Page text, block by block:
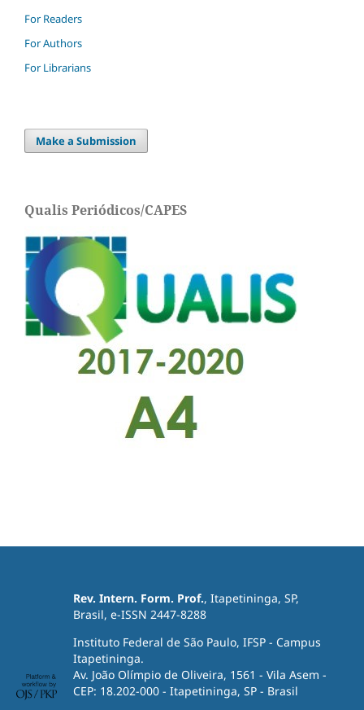
For Readers
For Authors
For Librarians
Make a Submission
Qualis Periódicos/CAPES
Rev. Intern. Form. Prof., Itapetininga, SP,
Brasil, e-ISSN 2447-8288
Instituto Federal de São Paulo, IFSP - Campus
Itapetininga.
Av. João Olímpio de Oliveira, 1561 - Vila Asem -
CEP: 18.202-000 - Itapetininga, SP - Brasil